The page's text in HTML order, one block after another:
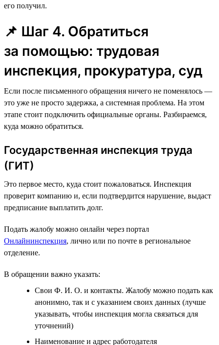
его получил.
📌 Шаг 4. Обратиться
за помощью: трудовая
инспекция, прокуратура, суд
Если после письменного обращения ничего не поменялось —
это уже не просто задержка, а системная проблема. На этом
этапе стоит подключить официальные органы. Разбираемся,
куда можно обратиться.
Государственная инспекция труда
(ГИТ)
Это первое место, куда стоит пожаловаться. Инспекция
проверит компанию и, если подтвердится нарушение, выдаст
предписание выплатить долг.
Подать жалобу можно онлайн через портал
Онлайнинспекция, лично или по почте в региональное
отделение.
В обращении важно указать:
Свои Ф. И. О. и контакты. Жалобу можно подать как
анонимно, так и с указанием своих данных (лучше
указывать, чтобы инспекция могла связаться для
уточнений)
Наименование и адрес работодателя